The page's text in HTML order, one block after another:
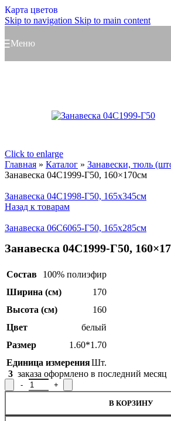
Карта цветов
Skip to navigation Skip to main content
Меню
Click to enlarge
Главная » Каталог » Занавески, тюль
Занавеска 04С1999-Г50, 160×170см
Занавеска 04С1998-Г50, 165x345см
Назад к товарам
Занавеска 06С6065-Г50, 165x285см
Занавеска 04С1999-Г50,
Состав
100% полиэфир
Ширина (см)
170
Высота (см)
160
Цвет
белый
Размер
1.60*1.70
Единица измеренияШт.
3 заказа оформлено в последний месяц
Количество товара Занавеска 04С1999-
В КОРЗИНУ